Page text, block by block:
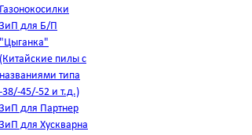
Газонокосилки
ЗиП для Б/П
"Цыганка"
(Китайские пилы с
названиями типа
-38/-45/-52 и т.д.)
ЗиП для Партнер
ЗиП для Хускварна